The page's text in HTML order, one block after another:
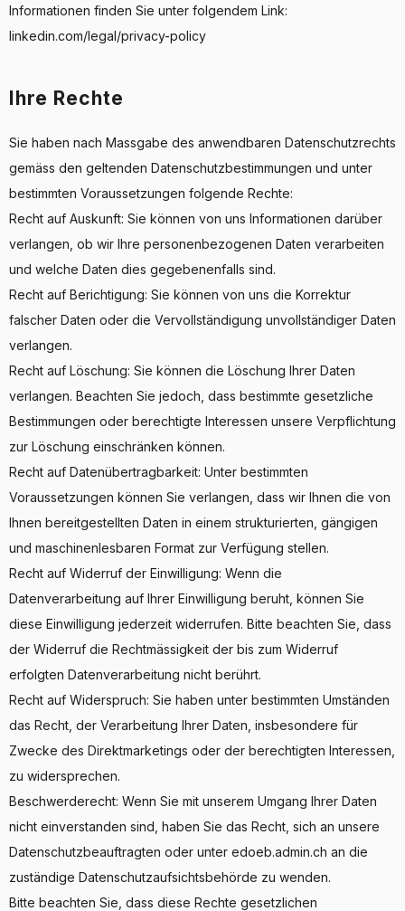
Informationen finden Sie unter folgendem Link:
linkedin.com/legal/privacy-policy
Ihre Rechte
Sie haben nach Massgabe des anwendbaren Datenschutzrechts
gemäss den geltenden Datenschutzbestimmungen und unter
bestimmten Voraussetzungen folgende Rechte:
Recht auf Auskunft: Sie können von uns Informationen darüber
verlangen, ob wir Ihre personenbezogenen Daten verarbeiten
und welche Daten dies gegebenenfalls sind.
Recht auf Berichtigung: Sie können von uns die Korrektur
falscher Daten oder die Vervollständigung unvollständiger Daten
verlangen.
Recht auf Löschung: Sie können die Löschung Ihrer Daten
verlangen. Beachten Sie jedoch, dass bestimmte gesetzliche
Bestimmungen oder berechtigte Interessen unsere Verpflichtung
zur Löschung einschränken können.
Recht auf Datenübertragbarkeit: Unter bestimmten
Voraussetzungen können Sie verlangen, dass wir Ihnen die von
Ihnen bereitgestellten Daten in einem strukturierten, gängigen
und maschinenlesbaren Format zur Verfügung stellen.
Recht auf Widerruf der Einwilligung: Wenn die
Datenverarbeitung auf Ihrer Einwilligung beruht, können Sie
diese Einwilligung jederzeit widerrufen. Bitte beachten Sie, dass
der Widerruf die Rechtmässigkeit der bis zum Widerruf
erfolgten Datenverarbeitung nicht berührt.
Recht auf Widerspruch: Sie haben unter bestimmten Umständen
das Recht, der Verarbeitung Ihrer Daten, insbesondere für
Zwecke des Direktmarketings oder der berechtigten Interessen,
zu widersprechen.
Beschwerderecht: Wenn Sie mit unserem Umgang Ihrer Daten
nicht einverstanden sind, haben Sie das Recht, sich an unsere
Datenschutzbeauftragten oder unter edoeb.admin.ch an die
zuständige Datenschutzaufsichtsbehörde zu wenden.
Bitte beachten Sie, dass diese Rechte gesetzlichen